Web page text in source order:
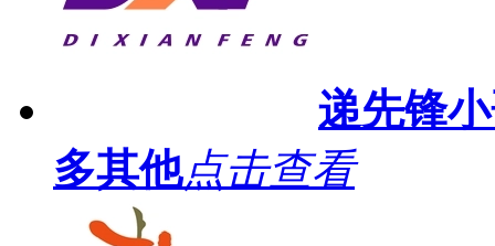
递先锋
多其他点击查看